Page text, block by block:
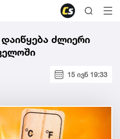
ძლიერი
15 ივნ 19:33